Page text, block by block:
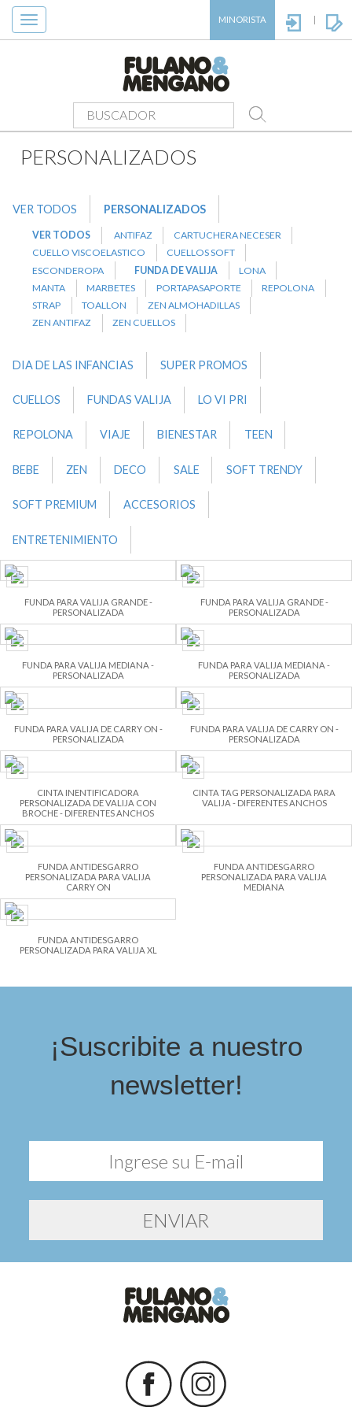
Toggle
navigation
MINORISTA
PERSONALIZADOS
PERSONALIZADOS
VER TODOS PERSONALIZADOS
VER TODOS ANTIFAZ
CARTUCHERA NECESER
CUELLO VISCOELASTICO
CUELLOS SOFT
ESCONDEROPA
FUNDA DE VALIJA
LONA
MANTA
MARBETES PORTAPASAPORTE
REPOLONA
STRAP
TOALLON
ZEN ALMOHADILLAS
ZEN ANTIFAZ
ZEN CUELLOS
DIA DE LAS INFANCIAS SUPER PROMOS
CUELLOS FUNDAS VALIJA LO VI PRI
REPOLONA VIAJE BIENESTAR TEEN
BEBE ZEN DECO SALE SOFT TRENDY
SOFT PREMIUM ACCESORIOS
ENTRETENIMIENTO
FUNDA PARA VALIJA GRANDE -
PERSONALIZADA
FUNDA PARA VALIJA GRANDE -
PERSONALIZADA
FUNDA PARA VALIJA MEDIANA -
PERSONALIZADA
FUNDA PARA VALIJA MEDIANA -
PERSONALIZADA
FUNDA PARA VALIJA DE CARRY ON -
PERSONALIZADA
FUNDA PARA VALIJA DE CARRY ON -
PERSONALIZADA
CINTA INENTIFICADORA
PERSONALIZADA DE VALIJA CON
BROCHE - DIFERENTES ANCHOS
CINTA TAG PERSONALIZADA PARA
VALIJA - DIFERENTES ANCHOS
FUNDA ANTIDESGARRO
PERSONALIZADA PARA VALIJA
CARRY ON
FUNDA ANTIDESGARRO
PERSONALIZADA PARA VALIJA
MEDIANA
FUNDA ANTIDESGARRO
PERSONALIZADA PARA VALIJA XL
¡Suscribite a nuestro
newsletter!